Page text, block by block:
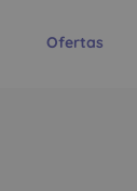
Ofertas